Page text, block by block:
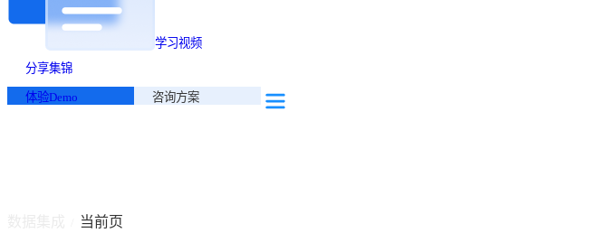
学习视频
分享集锦
体验Demo 咨询方案
当前页